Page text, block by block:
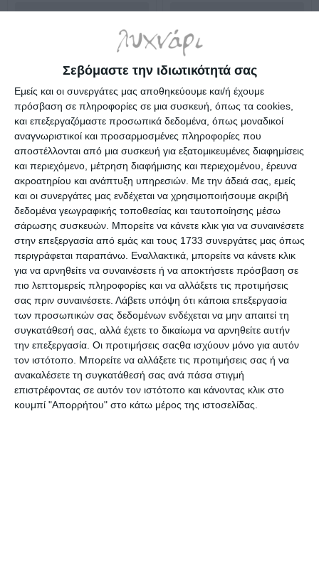
Σεβόμαστε την ιδιωτικότητά σας
Εμείς και οι συνεργάτες μας αποθηκεύουμε και/ή έχουμε
πρόσβαση σε πληροφορίες σε μια συσκευή, όπως τα cookies,
και επεξεργαζόμαστε προσωπικά δεδομένα, όπως μοναδικοί
αναγνωριστικοί και προσαρμοσμένες πληροφορίες που
αποστέλλονται από μια συσκευή για εξατομικευμένες διαφημίσεις
και περιεχόμενο, μέτρηση διαφήμισης και περιεχομένου, έρευνα
ακροατηρίου και ανάπτυξη υπηρεσιών. Με την άδειά σας, εμείς
και οι συνεργάτες μας ενδέχεται να χρησιμοποιήσουμε ακριβή
δεδομένα γεωγραφικής τοποθεσίας και ταυτοποίησης μέσω
σάρωσης συσκευών. Μπορείτε να κάνετε κλικ για να συναινέσετε
στην επεξεργασία από εμάς και τους 1733 συνεργάτες μας όπως
περιγράφεται παραπάνω. Εναλλακτικά, μπορείτε να κάνετε κλικ
για να αρνηθείτε να συναινέσετε ή να αποκτήσετε πρόσβαση σε
πιο λεπτομερείς πληροφορίες και να αλλάξετε τις προτιμήσεις
σας πριν συναινέσετε. Λάβετε υπόψη ότι κάποια επεξεργασία
των προσωπικών σας δεδομένων ενδέχεται να μην απαιτεί τη
συγκατάθεσή σας, αλλά έχετε το δικαίωμα να αρνηθείτε αυτήν
την επεξεργασία. Οι προτιμήσεις σαςθα ισχύουν μόνο για αυτόν
τον ιστότοπο. Μπορείτε να αλλάξετε τις προτιμήσεις σας ή να
ανακαλέσετε τη συγκατάθεσή σας ανά πάσα στιγμή
επιστρέφοντας σε αυτόν τον ιστότοπο και κάνοντας κλικ στο
κουμπί "Απορρήτου" στο κάτω μέρος της ιστοσελίδας.
Καταστροφεας εγγράφων
Rexel Auto+ 90x
Λίγα τεμάχια διαθέσιμα!
Τηλεφωνήστε για
τιμή
Καταστροφεας εγγράφων
Rexel x 308 P3 cross cut
Λίγα τεμάχια διαθέσιμα!
119,00€